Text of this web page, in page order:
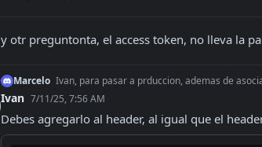
y otr preguntonta, el access token, no lleva la
Marcelo Ivan, para pasar a prduccion, ademas de
Ivan 7/11/25, 7:56 AM
Debes agregarlo al header, al igual que el